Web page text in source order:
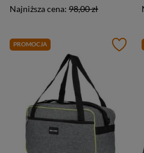
Najniższa cena: 98,00 zł
PROMOCJA